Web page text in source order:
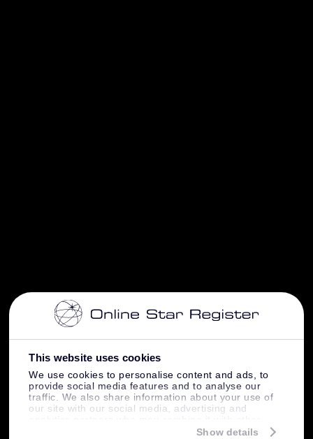
This website uses cookies
We use cookies to personalise content and ads, to
provide social media features and to analyse our
traffic. We also share information about your use of
our site with our social media, advertising and
information that you’ve provided to them or that
Show details